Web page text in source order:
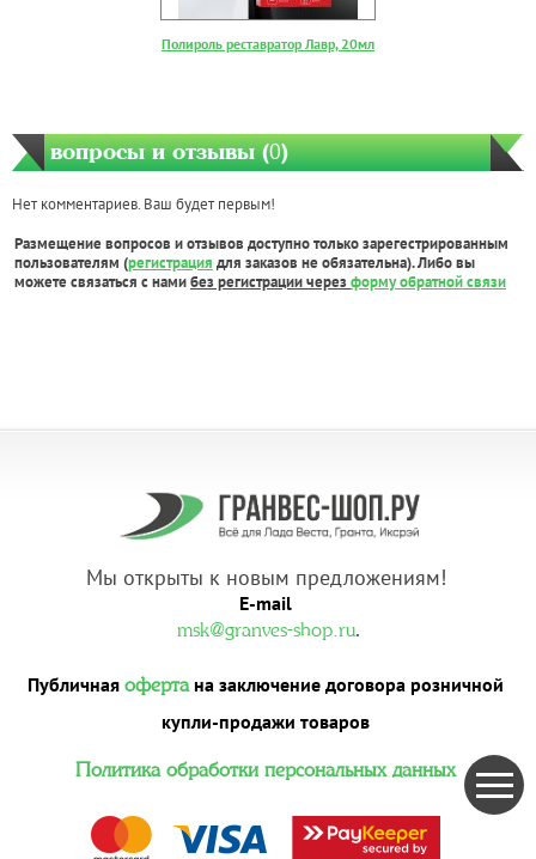
Полироль реставратор Лавр, 20мл
вопросы и отзывы (0)
Нет комментариев. Ваш будет первым!
Размещение вопросов и отзывов доступно только зарегестрированным
пользователям (регистрация для заказов не обязательна). Либо вы
можете связаться с намибез регистрации через форму обратной связи
Мы открыты к новым предложениям!
E-mail
msk@granves-shop.ru.
Публичная офертана заключение договора розничной
купли-продажи товаров
Политика обработки персональных данных